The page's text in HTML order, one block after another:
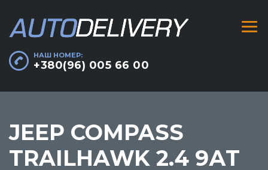
НАШ НОМЕР:
+380(96) 005 66 00
JEEP COMPASS
TRAILHAWK 2.4 9АТ